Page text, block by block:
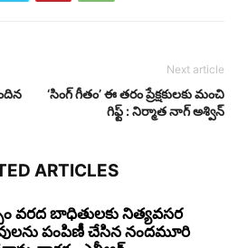
Next article
‘సింగ్ గీతం’ ఈ తరం ప్రేక్షకులకు మంచి
గిఫ్ట్ : నిర్మాత నాగ్ అశ్విన్
ARTICLES
వరద బాధితులకు నిత్యవసర
పంపిణీ చేసిన నందమూరి